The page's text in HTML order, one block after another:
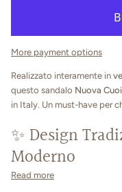
More payment options
Realizzato interamente in
questo sandalo Nuova
in Italy. Un must-have per
✨ Design
Moderno
Read more